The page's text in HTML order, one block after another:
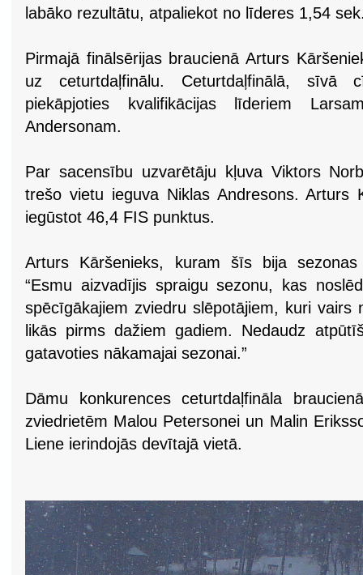
labāko rezultātu, atpaliekot no līderes 1,54
Pirmajā finālsērijas braucienā Arturs
uz ceturtdaļfinālu. Ceturtdaļfinālā, sīvā
piekāpjoties kvalifikācijas līderiem
Andersonam.
Par sacensību uzvarētāju kļuva Viktors
trešo vietu ieguva Niklas Andresons. Arturs
iegūstot 46,4 FIS punktus.
Arturs Kāršenieks, kuram šīs bija
“Esmu aizvadījis spraigu sezonu, kas
spēcīgākajiem zviedru slēpotājiem, kuri vairs
likās pirms dažiem gadiem. Nedaudz
gatavoties nākamajai sezonai.”
Dāmu konkurences ceturtdaļfināla
zviedrietēm Malou Petersonei un Malin
Liene ierindojās devītajā vietā.